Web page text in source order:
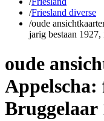
/Friesland diverse
/oude
jarig bestaan
oude
Bruggelaar